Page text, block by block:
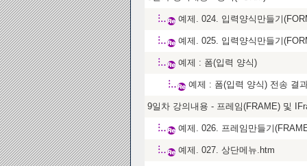
예제. 024. 입력양식만들기
예제. 025. 입력양식만들기
예제 : 폼(입력 양식)
예제 : 폼(입력 양식) 전송 결
9일차 강의내용 - 프레임(FRAME) 및
예제. 026. 프레임만들기
예제. 027. 상단메뉴.htm